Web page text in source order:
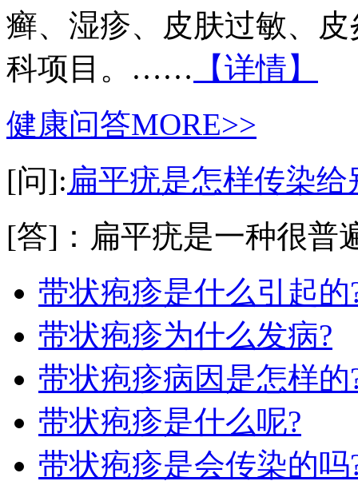
癣、湿疹、皮肤过敏、
科项目。…… 【详情】
健康问答MORE>>
[问]:扁平疣是怎样传染给
[答]：扁平疣是一种很普
带状疱疹是什么引起的
带状疱疹为什么发病?
带状疱疹病因是怎样的
带状疱疹是什么呢?
带状疱疹是会传染的吗